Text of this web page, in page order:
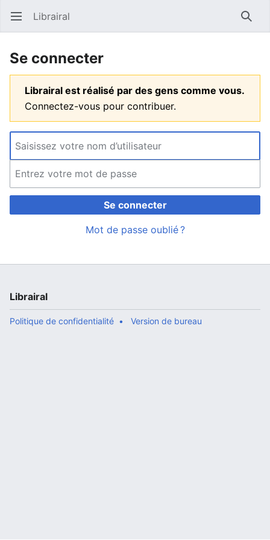
Ouvrir le menu principal Librairal
Se connecter
Librairal est réalisé par des gens comme vous.
Connectez-vous pour contribuer.
Se connecter
Mot de passe oublié ?
Librairal
Politique de confidentialité Version de bureau